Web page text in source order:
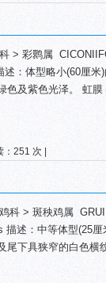
> 彩鹮属
述：体型略小(60厘
色及紫色光泽。 虹
：251 次 |
科 > 斑秧鸡属
描述：中等体型(25
尾下具狭窄的白色横